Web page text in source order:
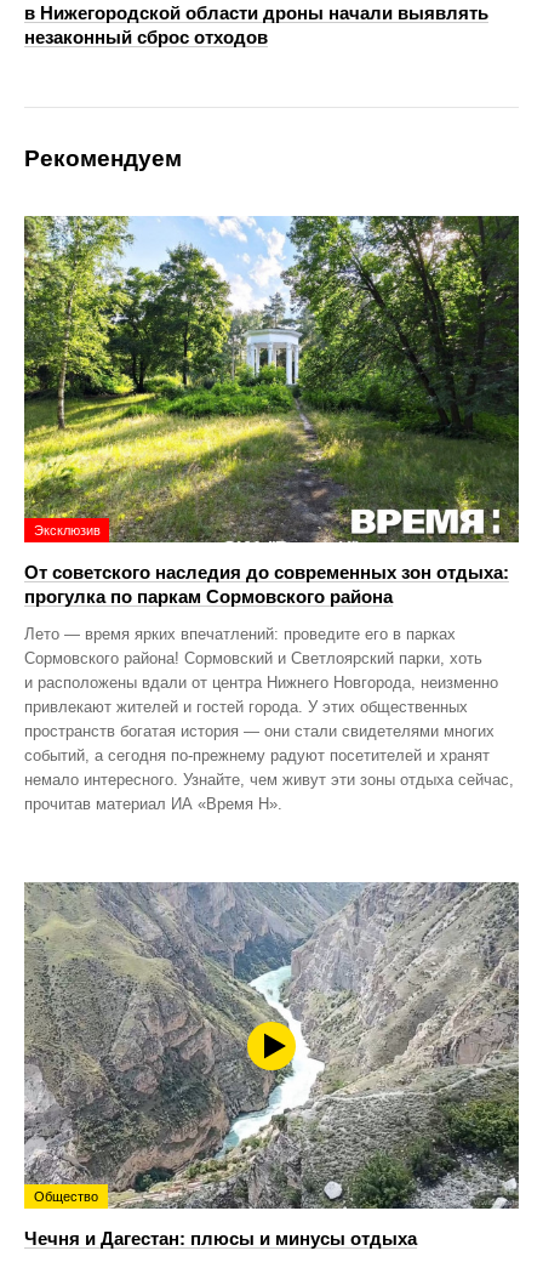
в Нижегородской области дроны начали выявлять
незаконный сброс отходов
Рекомендуем
Эксклюзив
От советского наследия до современных зон отдыха:
прогулка по паркам Сормовского района
Лето — время ярких впечатлений: проведите его в парках
Сормовского района! Сормовский и Светлоярский парки, хоть
и расположены вдали от центра Нижнего Новгорода, неизменно
привлекают жителей и гостей города. У этих общественных
пространств богатая история — они стали свидетелями многих
событий, а сегодня по‑прежнему радуют посетителей и хранят
немало интересного. Узнайте, чем живут эти зоны отдыха сейчас,
прочитав материал ИА «Время Н».
Общество
Чечня и Дагестан: плюсы и минусы отдыха